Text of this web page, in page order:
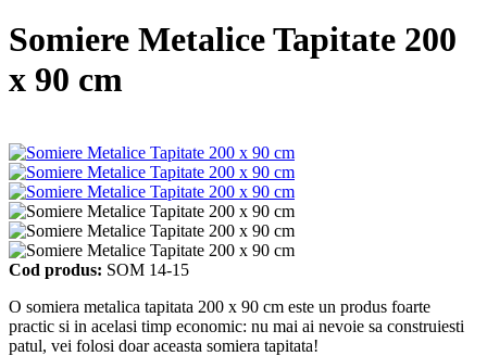
Somiere Metalice Tapitate 200
x 90 cm
Cod produs: SOM 14-15
O somiera metalica tapitata 200 x 90 cm este un produs foarte
practic si in acelasi timp economic: nu mai ai nevoie sa construiesti
patul, vei folosi doar aceasta somiera tapitata!